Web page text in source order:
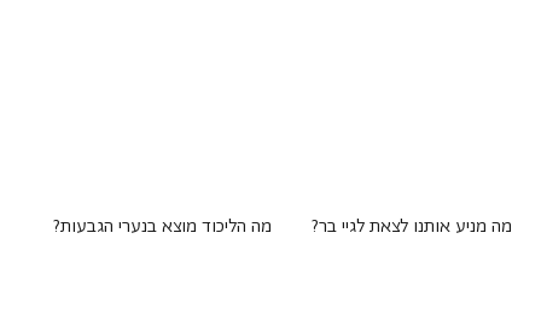
מה מניע אותנו לצאת לגיי בר? מה הליכוד מוצא בנערי הגבעות?